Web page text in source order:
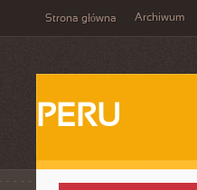
Strona główna Archiwum
PERU